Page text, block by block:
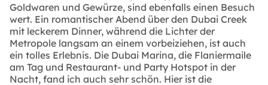
Goldwaren und Gewürze, sind ebenfalls einen Besuch
wert. Ein romantischer Abend über den Dubai Creek
mit leckerem Dinner, während die Lichter der
Metropole langsam an einem vorbeiziehen, ist auch
ein tolles Erlebnis. Die Dubai Marina, die Flaniermaile
am Tag und Restaurant- und Party Hotspot in der
Nacht, fand ich auch sehr schön. Hier ist die